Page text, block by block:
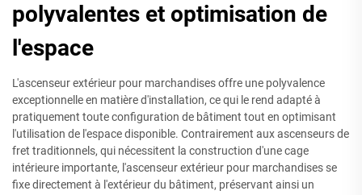
polyvalentes et optimisation de
l'espace
L'ascenseur extérieur pour marchandises offre une polyvalence
exceptionnelle en matière d'installation, ce qui le rend adapté à
pratiquement toute configuration de bâtiment tout en optimisant
l'utilisation de l'espace disponible. Contrairement aux ascenseurs de
fret traditionnels, qui nécessitent la construction d'une cage
intérieure importante, l'ascenseur extérieur pour marchandises se
fixe directement à l'extérieur du bâtiment, préservant ainsi un